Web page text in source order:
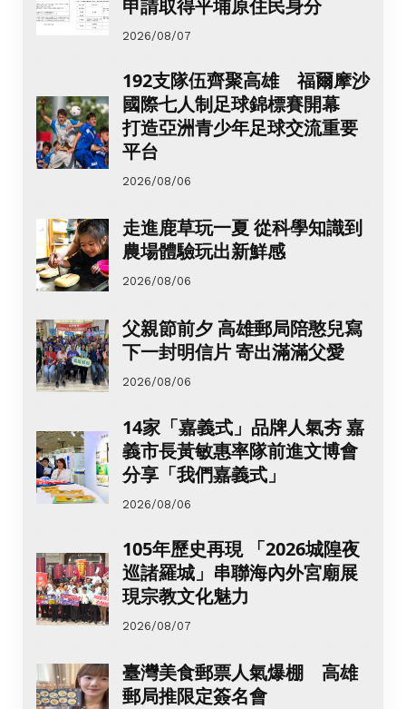
申請取得平埔原住民身分
2026/08/07
192支隊伍齊聚高雄 福爾摩沙
國際七人制足球錦標賽開幕
打造亞洲青少年足球交流重要
平台
2026/08/06
走進鹿草玩一夏 從科學知識到
農場體驗玩出新鮮感
2026/08/06
父親節前夕 高雄郵局陪憨兒寫
下一封明信片 寄出滿滿父愛
2026/08/06
14家「嘉義式」品牌人氣夯 嘉
義市長黃敏惠率隊前進文博會
分享「我們嘉義式」
2026/08/06
105年歷史再現 「2026城隍夜
巡諸羅城」串聯海內外宮廟展
現宗教文化魅力
2026/08/07
臺灣美食郵票人氣爆棚 高雄
郵局推限定簽名會